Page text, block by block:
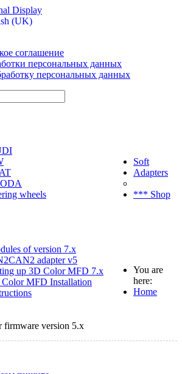
соглашение
персональных данных
персональных данных
Soft
Adapters
wheels
*** Shop
of version 7.x
adapter v5
up 3D Color MFD 7.x
MFD Installation
You are
here:
Home
firmware version 5.x